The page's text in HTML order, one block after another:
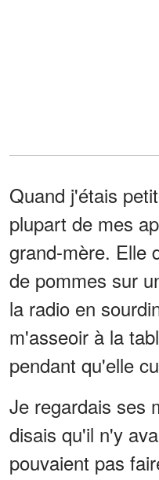
Quand j'étais
plupart de mes
grand-mère. Elle
de pommes sur
la radio en
m'asseoir à la
pendant qu'elle
Je regardais ses
disais qu'il n'y
pouvaient pas